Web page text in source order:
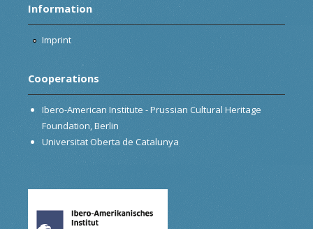
Information
Imprint
Cooperations
Ibero-American Institute - Prussian Cultural Heritage
Foundation, Berlin
Universitat Oberta de Catalunya